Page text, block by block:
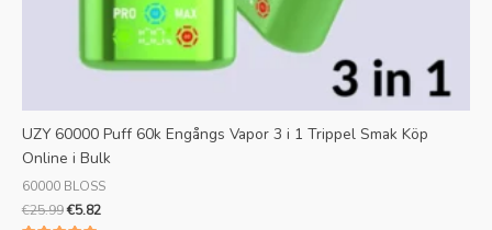
UZY 60000 Puff 60k Engångs Vapor 3 i 1 Trippel Smak Köp
Online i Bulk
60000 BLOSS
€25.99€5.82